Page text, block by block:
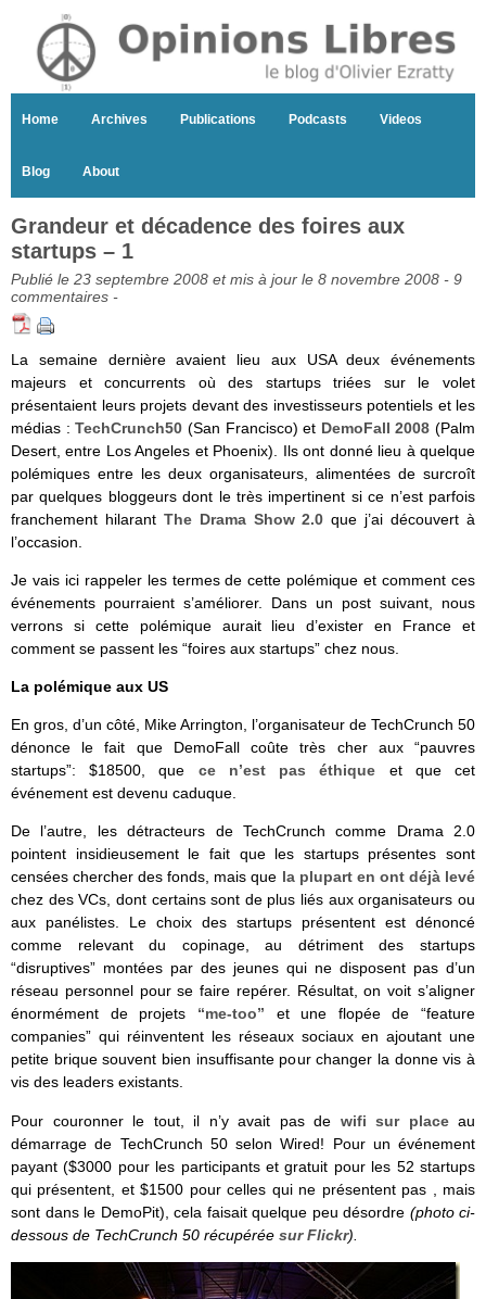
Home Archives Publications Podcasts Videos
Blog About
Grandeur et décadence des foires aux
startups – 1
Publié le 23 septembre 2008 et mis à jour le 8 novembre 2008 - 9
commentaires -
La semaine dernière avaient lieu aux USA deux événements
majeurs et concurrents où des startups triées sur le volet
présentaient leurs projets devant des investisseurs potentiels et les
médias :TechCrunch50 (San Francisco) et DemoFall 2008 (Palm
Desert, entre Los Angeles et Phoenix). Ils ont donné lieu à quelque
polémiques entre les deux organisateurs, alimentées de surcroît
par quelques bloggeurs dont le très impertinent si ce n’est parfois
franchement hilarant The Drama Show 2.0 que j’ai découvert à
l’occasion.
Je vais ici rappeler les termes de cette polémique et comment ces
événements pourraient s’améliorer. Dans un post suivant, nous
verrons si cette polémique aurait lieu d’exister en France et
comment se passent les “foires aux startups” chez nous.
La polémique aux US
En gros, d’un côté, Mike Arrington, l’organisateur de TechCrunch 50
dénonce le fait que DemoFall coûte très cher aux “pauvres
startups”: $18500, que ce n’est pas éthique et que cet
événement est devenu caduque.
De l’autre, les détracteurs de TechCrunch comme Drama 2.0
pointent insidieusement le fait que les startups présentes sont
censées chercher des fonds, mais que la plupart en ont déjà levé
chez des VCs, dont certains sont de plus liés aux organisateurs ou
aux panélistes. Le choix des startups présentent est dénoncé
comme relevant du copinage, au détriment des startups
“disruptives” montées par des jeunes qui ne disposent pas d’un
réseau personnel pour se faire repérer. Résultat, on voit s’aligner
énormément de projets “me-too” et une flopée de “feature
companies” qui réinventent les réseaux sociaux en ajoutant une
petite brique souvent bien insuffisante pour changer la donne vis à
vis des leaders existants.
Pour couronner le tout, il n’y avait pas de wifi sur placeau
démarrage de TechCrunch 50 selon Wired! Pour un événement
payant ($3000 pour les participants et gratuit pour les 52 startups
qui présentent, et $1500 pour celles qui ne présentent pas , mais
sont dans le DemoPit), cela faisait quelque peu désordre (photo ci-
dessous de TechCrunch 50 récupérée sur Flickr).